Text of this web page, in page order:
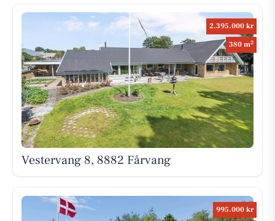
2.395.000 kr
380 m2
Vestervang 8, 8882 Fårvang
995.000 kr